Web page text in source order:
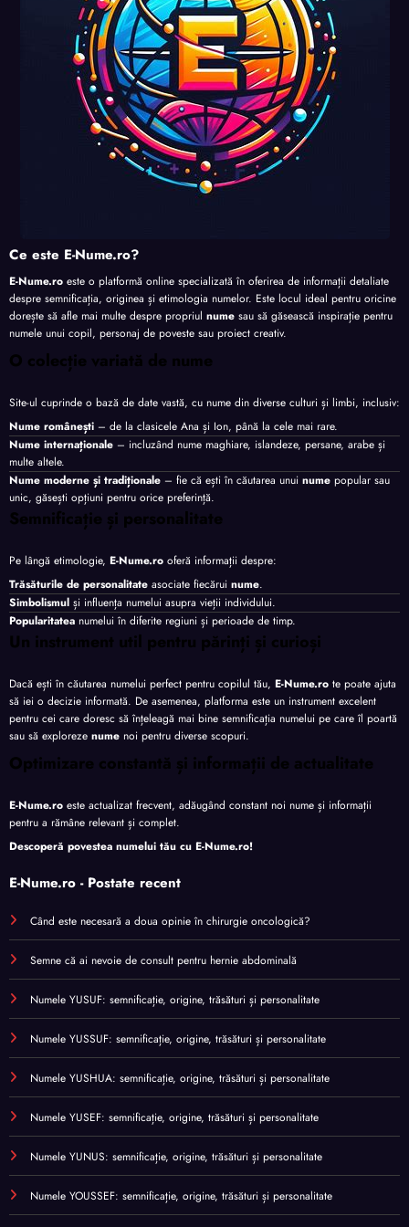
Ce este E-Nume.ro?
E-Nume.ro este o platformă online specializată în oferirea de informații detaliate
despre semnificația, originea și etimologia numelor. Este locul ideal pentru oricine
dorește să afle mai multe despre propriul nume sau să găsească inspirație pentru
numele unui copil, personaj de poveste sau proiect creativ.
O colecție variată de nume
Site-ul cuprinde o bază de date vastă, cu nume din diverse culturi și limbi, inclusiv:
Nume românești – de la clasicele Ana și Ion, până la cele mai rare.
Nume internaționale – incluzând nume maghiare, islandeze, persane, arabe și
multe altele.
Nume moderne și tradiționale – fie că ești în căutarea unui nume popular sau
unic, găsești opțiuni pentru orice preferință.
Semnificație și personalitate
Pe lângă etimologie, E-Nume.ro oferă informații despre:
Trăsăturile de personalitate asociate fiecărui nume.
Simbolismul și influența numelui asupra vieții individului.
Popularitatea numelui în diferite regiuni și perioade de timp.
Un instrument util pentru părinți și curioși
Dacă ești în căutarea numelui perfect pentru copilul tău, E-Nume.ro te poate ajuta
să iei o decizie informată. De asemenea, platforma este un instrument excelent
pentru cei care doresc să înțeleagă mai bine semnificația numelui pe care îl poartă
sau să exploreze nume noi pentru diverse scopuri.
Optimizare constantă și informații de actualitate
E-Nume.ro este actualizat frecvent, adăugând constant noi nume și informații
pentru a rămâne relevant și complet.
Descoperă povestea numelui tău cu E-Nume.ro!
E-Nume.ro - Postate recent
Când este necesară a doua opinie în chirurgie oncologică?
Semne că ai nevoie de consult pentru hernie abdominală
Numele YUSUF: semnificație, origine, trăsături și personalitate
Numele YUSSUF: semnificație, origine, trăsături și personalitate
Numele YUSHUA: semnificație, origine, trăsături și personalitate
Numele YUSEF: semnificație, origine, trăsături și personalitate
Numele YUNUS: semnificație, origine, trăsături și personalitate
Numele YOUSSEF: semnificație, origine, trăsături și personalitate